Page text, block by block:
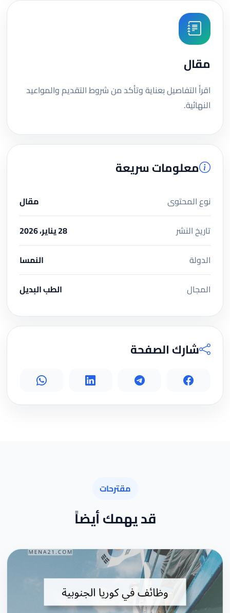
مقال
اقرأ التفاصيل بعناية وتأكد من شروط التقديم والمواعيد
النهائية.
معلومات سريعة
نوع المحتوى
مقال
تاريخ النشر
28 يناير، 2026
الدولة
النمسا
المجال
الطب البديل
شارك الصفحة
مقترحات
قد يهمك أيضاً